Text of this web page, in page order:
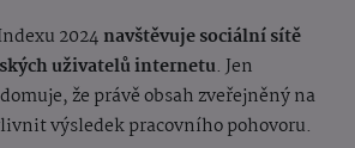
2024 navštěvuje sociální sítě
uživatelů internetu. Jen
že právě obsah zveřejněný na
výsledek pracovního pohovoru.